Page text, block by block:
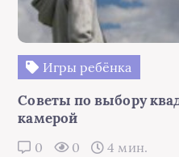
Игры ребёнка
Советы по выбору
камерой
0 0 4 мин.